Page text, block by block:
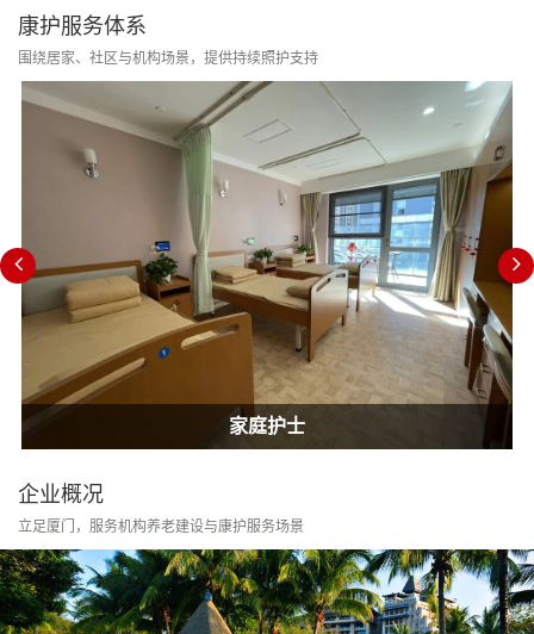
康护服务体系
围绕居家、社区与机构场景，提供持续照护支持
居家康护
家庭护士
企业概况
立足厦门，服务机构养老建设与康护服务场景